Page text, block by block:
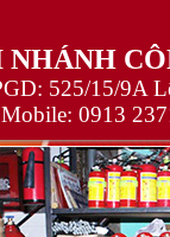
NHÁNH
525/15/9A
Mobile: 0913